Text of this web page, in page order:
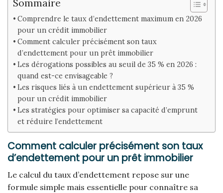
Sommaire
Comprendre le taux d’endettement maximum en 2026
pour un crédit immobilier
Comment calculer précisément son taux
d’endettement pour un prêt immobilier
Les dérogations possibles au seuil de 35 % en 2026 :
quand est-ce envisageable ?
Les risques liés à un endettement supérieur à 35 %
pour un crédit immobilier
Les stratégies pour optimiser sa capacité d’emprunt
et réduire l’endettement
Comment calculer précisément son taux
d’endettement pour un prêt immobilier
Le calcul du taux d’endettement repose sur une
formule simple mais essentielle pour connaître sa